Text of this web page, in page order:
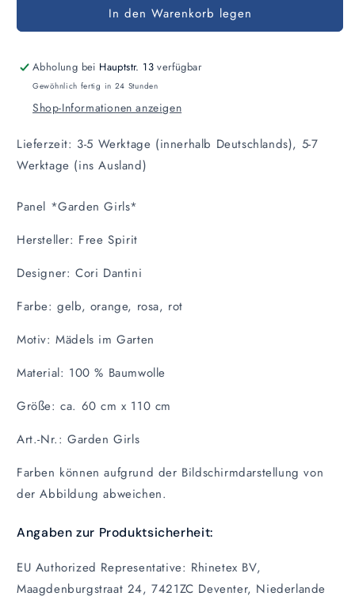
Panel
Girls
für
Panel
Girls
In den Warenkorb legen
Abholung bei Hauptstr. 13 verfügbar
Gewöhnlich fertig in 24 Stunden
Shop-Informationen anzeigen
Lieferzeit: 3-5 Werktage (innerhalb Deutschlands), 5-7
Werktage (ins Ausland)
Panel *Garden Girls*
Hersteller: Free Spirit
Designer: Cori Dantini
Farbe: gelb, orange, rosa, rot
Motiv: Mädels im Garten
Material: 100 % Baumwolle
Größe: ca. 60 cm x 110 cm
Art.-Nr.: Garden Girls
Farben können aufgrund der Bildschirmdarstellung von
der Abbildung abweichen.
Angaben zur Produktsicherheit:
EU Authorized Representative: Rhinetex BV,
Maagdenburgstraat 24, 7421ZC Deventer, Niederlande